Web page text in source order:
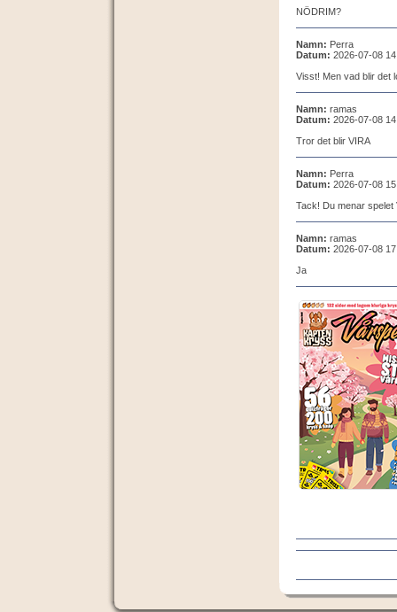
NÖDRIM?
Namn: Perra
Datum: 2026-07-08
Visst! Men vad blir det
Namn: ramas
Datum: 2026-07-08
Tror det blir VIRA
Namn: Perra
Datum: 2026-07-08
Tack! Du menar spelet
Namn: ramas
Datum: 2026-07-08
Ja